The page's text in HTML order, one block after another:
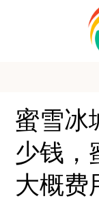
蜜雪冰
少钱，
大概费